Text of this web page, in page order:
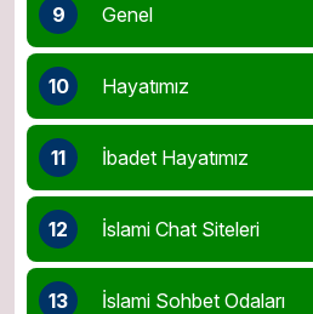
9 Genel
10 Hayatımız
11 İbadet Hayatımız
12 İslami Chat Siteleri
13 İslami Sohbet Odaları